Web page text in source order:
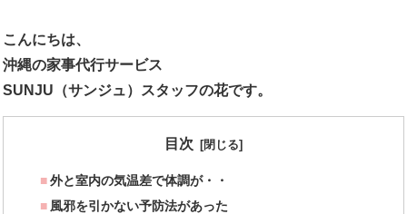
こんにちは、
沖縄の家事代行サービス
SUNJU（サンジュ）スタッフの花です。
目次
外と室内の気温差で体調が・・
風邪を引かない予防法があった